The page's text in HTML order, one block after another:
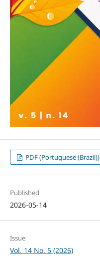
PDF (Portuguese (Brazil))
Published
2026-05-14
Issue
Vol. 14 No. 5 (2026)